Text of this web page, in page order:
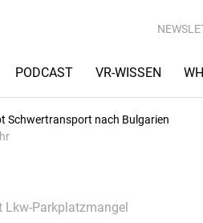
PODCAST VR-WISSEN
Schwertransport nach Bulgarien
Lkw-Parkplatzmangel